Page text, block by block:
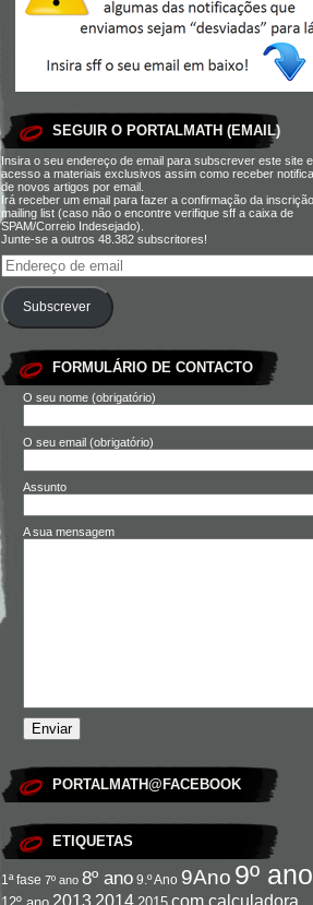
SEGUIR O PORTALMATH (EMAIL)
Insira o seu endereço de email para subscrever este site
acesso a materiais exclusivos assim como receber
de novos artigos por email.
Irá receber um email para fazer a confirmação da
mailing list (caso não o encontre verifique sff a caixa de
SPAM/Correio Indesejado).
Junte-se a outros 48.382 subscritores!
Subscrever
FORMULÁRIO DE CONTACTO
O seu nome (obrigatório)
O seu email (obrigatório)
Assunto
A sua mensagem
PORTALMATH@FACEBOOK
ETIQUETAS
1ª fase 7º ano 8º ano 9.º Ano 9Ano 9º ano
12º ano 2013 2014 2015 com calculadora